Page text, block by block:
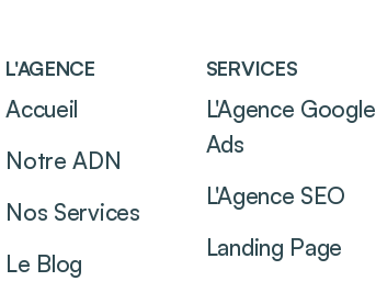
L'AGENCE
Accueil
Notre ADN
Nos Services
Le Blog
SERVICES
L'Agence Google
Ads
L'Agence SEO
Landing Page